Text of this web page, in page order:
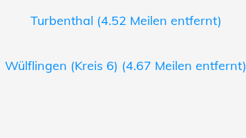
Turbenthal (4.52 Meilen entfernt)
Wülflingen (Kreis 6) (4.67 Meilen entfernt)